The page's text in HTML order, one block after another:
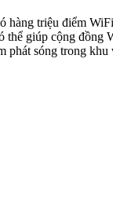
hàng triệu điểm
thể giúp cộng đồng
phát sóng trong